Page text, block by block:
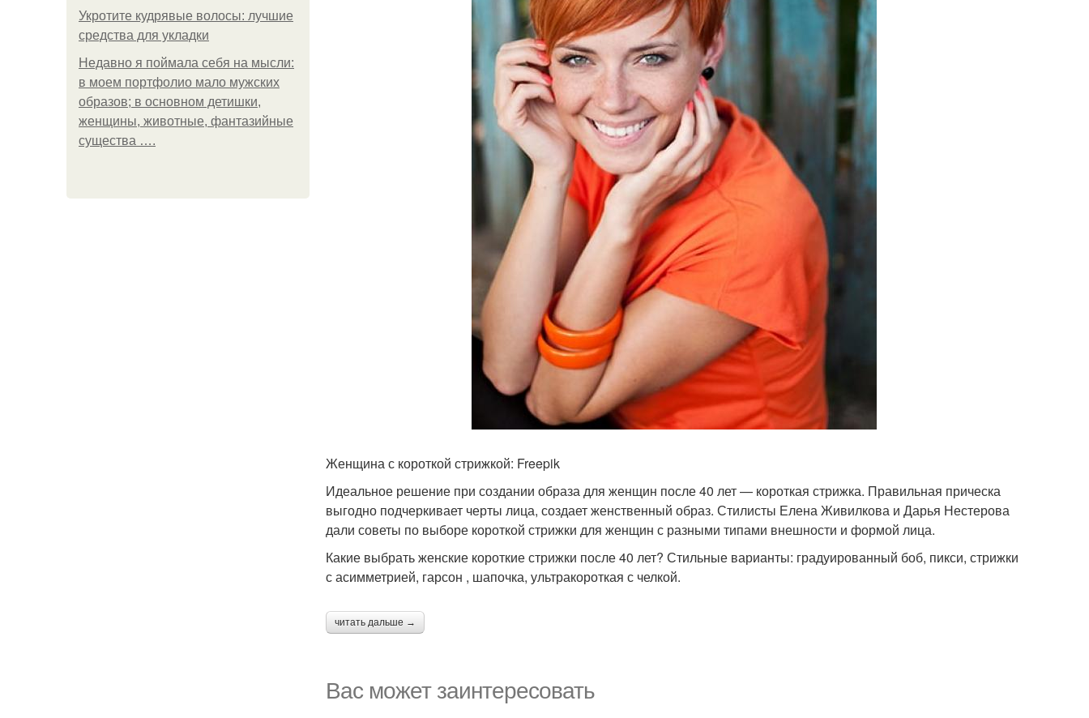
Укротите кудрявые волосы: лучшие
средства для укладки
Недавно я поймала себя на мысли:
в моем портфолио мало мужских
образов; в основном детишки,
женщины, животные, фантазийные
существа ….
Женщина с короткой стрижкой: Freepik
Идеальное решение при создании образа для женщин после 40 лет — короткая стрижка. Правильная прическа
выгодно подчеркивает черты лица, создает женственный образ. Стилисты Елена Живилкова и Дарья Нестерова
дали советы по выборе короткой стрижки для женщин с разными типами внешности и формой лица.
Какие выбрать женские короткие стрижки после 40 лет? Стильные варианты: градуированный боб, пикси, стрижки
с асимметрией, гарсон , шапочка, ультракороткая с челкой.
читать дальше →
Вас может заинтересовать